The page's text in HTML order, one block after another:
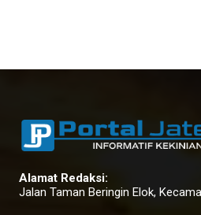
Alamat Redaksi:
Jalan Taman Beringin Elok,